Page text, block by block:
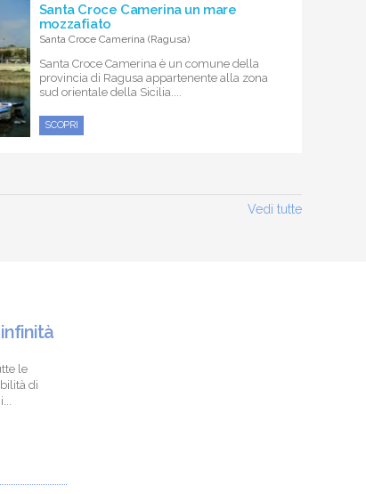
Santa Croce Camerina un mare
mozzafiato
Santa Croce Camerina (Ragusa)
Santa Croce Camerina è un comune della
provincia di Ragusa appartenente alla zona
sud orientale della Sicilia....
SCOPRI
Vedi tutte
le
di